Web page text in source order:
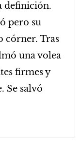
definición.
pero su
córner. Tras
una volea
firmes y
Se salvó